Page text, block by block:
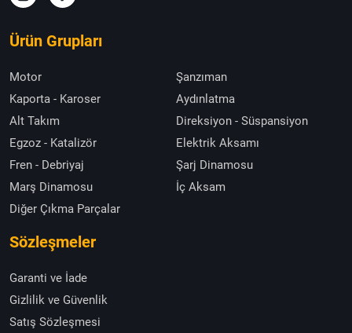
Ürün Grupları
Motor
Şanzıman
Kaporta - Karoser
Aydınlatma
Alt Takım
Direksiyon - Süspansiyon
Egzoz - Katalizör
Elektrik Aksamı
Fren - Debriyaj
Şarj Dinamosu
Marş Dinamosu
İç Aksam
Diğer Çıkma Parçalar
Sözleşmeler
Garanti ve İade
Gizlilik ve Güvenlik
Satış Sözleşmesi